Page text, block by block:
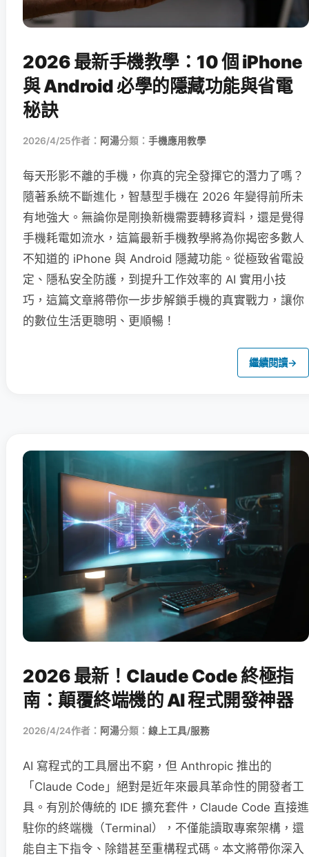
2026 最新手機教學：10 個 iPhone
與 Android 必學的隱藏功能與省電
秘訣
2026/4/25作者： 阿湯分類： 手機應用教學
每天形影不離的手機，你真的完全發揮它的潛力了嗎？
隨著系統不斷進化，智慧型手機在 2026 年變得前所未
有地強大。無論你是剛換新機需要轉移資料，還是覺得
手機耗電如流水，這篇最新手機教學將為你揭密多數人
不知道的 iPhone 與 Android 隱藏功能。從極致省電設
定、隱私安全防護，到提升工作效率的 AI 實用小技
巧，這篇文章將帶你一步步解鎖手機的真實戰力，讓你
的數位生活更聰明、更順暢！
繼續閱讀→
2026 最新！Claude Code 終極指
南：顛覆終端機的 AI 程式開發神器
2026/4/24作者： 阿湯分類： 線上工具/服務
AI 寫程式的工具層出不窮，但 Anthropic 推出的
「Claude Code」絕對是近年來最具革命性的開發者工
具。有別於傳統的 IDE 擴充套件，Claude Code 直接進
駐你的終端機（Terminal），不僅能讀取專案架構，還
能自主下指令、除錯甚至重構程式碼。本文將帶你深入